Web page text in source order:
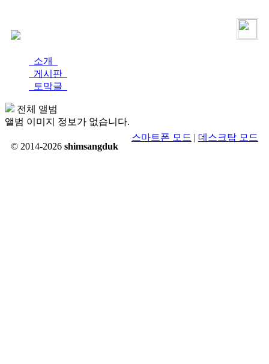
소개
게시판
토막글
전체 앨범
앨범 이미지 정보가 없습니다.
© 2014-2026 shimsangduk
스마트폰 모드 | 데스크탑 모드